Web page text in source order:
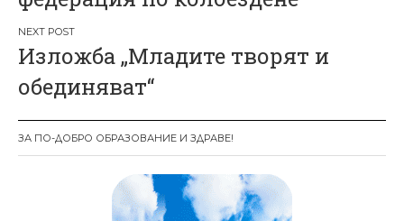
и
г
а
ц
и
я
Изложба „Младите творят и
обединяват“
ЗА ПО-ДОБРО ОБРАЗОВАНИЕ И ЗДРАВЕ!